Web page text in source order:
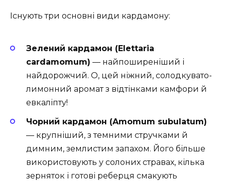
Існують три основні види кардамону:
Зелений кардамон (Elettaria
cardamomum) — найпоширеніший і
найдорожчий. О, цей ніжний, солодкувато-
лимонний аромат з відтінками камфори й
евкаліпту!
Чорний кардамон (Amomum subulatum)
— крупніший, з темними стручками й
димним, землистим запахом. Його більше
використовують у солоних стравах, кілька
зерняток і готові реберця смакують